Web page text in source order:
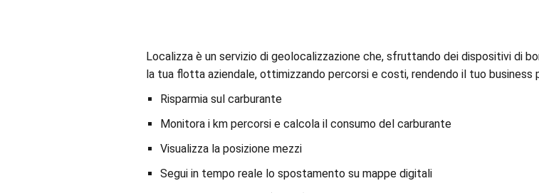
Localizza è un servizio di geolocalizzazione che, sfruttando dei dispositivi di
la tua flotta aziendale, ottimizzando percorsi e costi, rendendo il tuo business
Risparmia sul carburante
Monitora i km percorsi e calcola il consumo del carburante
Visualizza la posizione mezzi
Segui in tempo reale lo spostamento su mappe digitali